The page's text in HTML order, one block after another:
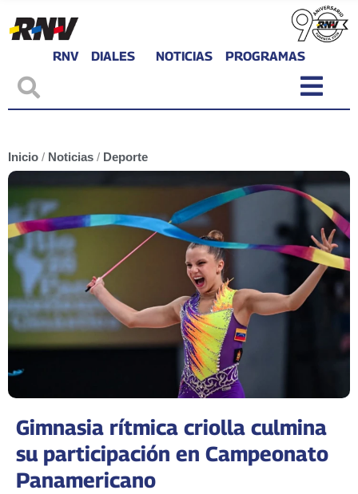
RNV DIALES NOTICIAS PROGRAMAS
Inicio / Noticias / Deporte
Gimnasia rítmica criolla culmina
su participación en Campeonato
Panamericano